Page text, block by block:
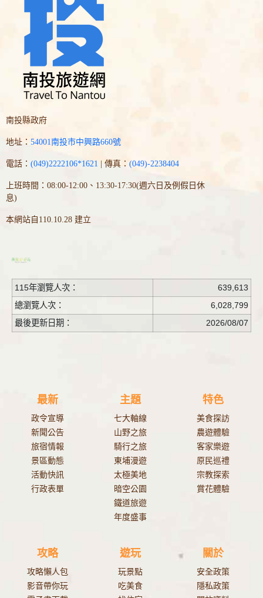
南投縣政府
地址： 54001南投市中興路660號
電話： (049)2222106*1621 | 傳真： (049)-2238404
上班時間：08:00-12:00、13:30-17:30(週六日及例假日休
息)
本網站自110.10.28 建立
115年瀏覽人次：
639,613
總瀏覽人次：
6,028,799
最後更新日期：
2026/08/07
最新
政令宣導
新聞公告
旅宿情報
景區動態
活動快訊
行政表單
主題
七大軸線
山野之旅
騎行之旅
東埔漫遊
太極美地
暗空公園
鐵道旅遊
年度盛事
特色
美食探訪
農遊體驗
客家樂遊
原民巡禮
宗教探索
賞花體驗
攻略
攻略懶人包
影音帶你玩
遊玩
玩景點
吃美食
關於
安全政策
隱私政策